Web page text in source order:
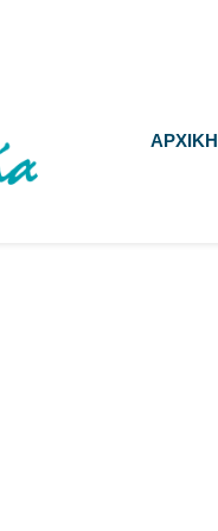
ΑΡΧΙΚΗ